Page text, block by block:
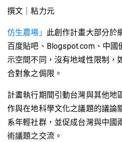
撰文｜粘力元
仿生農場」
此創作計畫大部分於
百度貼吧、Blogspot.com、中國
示空間不同，沒有地域性限制，
合對象之侷限。
計畫執行期間引動台灣與其他地
作與在地科學文化之議題的議論
系年輕社群，並促成台灣與中國
術議題之交流。